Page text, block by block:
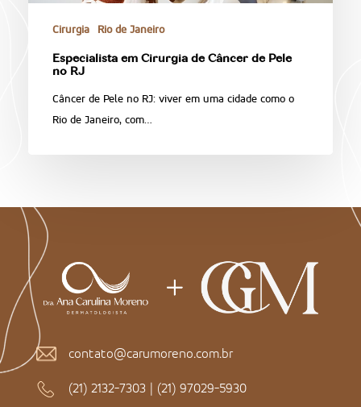
Cirurgia Rio de Janeiro
Especialista em Cirurgia de Câncer de Pele
no RJ
Câncer de Pele no RJ: viver em uma cidade como o
Rio de Janeiro, com…
contato@carumoreno.com.br
(21) 2132-7303 | (21) 97029-5930